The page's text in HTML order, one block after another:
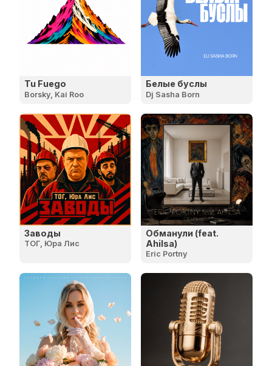
Tu Fuego
Borsky, Kai Roo
Белые буслы
Dj Sasha Born
Заводы
ТОГ, Юра Лис
Обманули (feat.
Ahilsa)
Eric Portny